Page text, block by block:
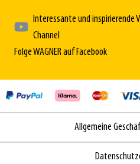
Interessante und inspirierende
Channel
Folge WAGNER auf Facebook
Allgemeine